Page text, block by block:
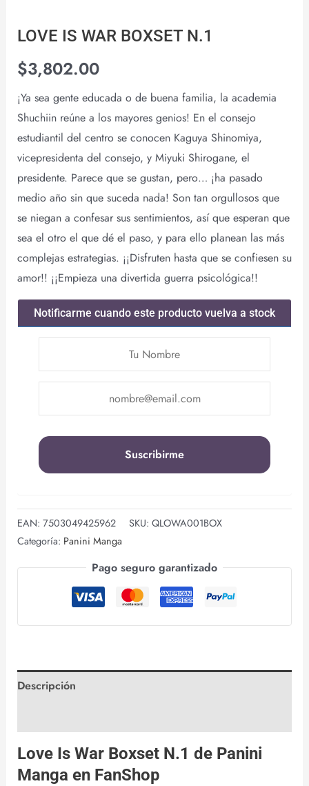
LOVE IS WAR BOXSET N.1
$3,802.00
¡Ya sea gente educada o de buena familia, la academia
Shuchiin reúne a los mayores genios! En el consejo
estudiantil del centro se conocen Kaguya Shinomiya,
vicepresidenta del consejo, y Miyuki Shirogane, el
presidente. Parece que se gustan, pero… ¡ha pasado
medio año sin que suceda nada! Son tan orgullosos que
se niegan a confesar sus sentimientos, así que esperan que
sea el otro el que dé el paso, y para ello planean las más
complejas estrategias. ¡¡Disfruten hasta que se confiesen su
amor!! ¡¡Empieza una divertida guerra psicológica!!
Notificarme cuando este producto vuelva a stock
EAN: 7503049425962 SKU: QLOWA001BOX
Categoría: Panini Manga
Pago seguro garantizado
Descripción
Love Is War Boxset N.1 de Panini
Manga en FanShop